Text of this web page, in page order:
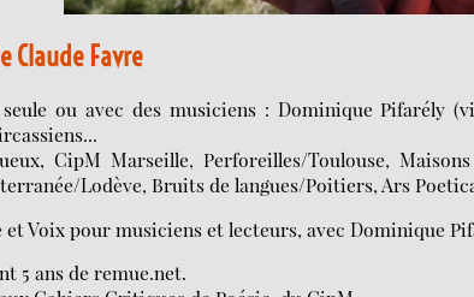
Claude Favre
ou avec des musiciens : Dominique Pifarély
CipM Marseille, Perforeilles/Toulouse,
Lodève, Bruits de langues/Poitiers, Ars
et Voix pour musiciens et lecteurs, avec Dominique
5 ans de remue.net.